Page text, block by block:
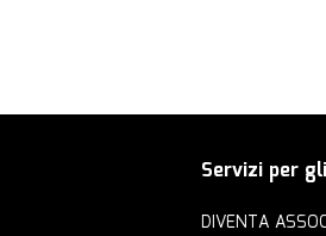
Servizi per
DIVENTA